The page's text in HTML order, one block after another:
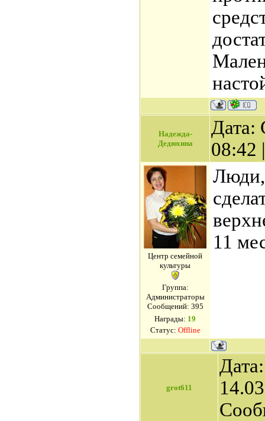
Надежда-
Дедюхина
Дата:
08:42
Центр семейной
культуры
Группа:
Администраторы
Сообщений: 395
Награды: 19
Статус: Offline
Люди,
11
grot611